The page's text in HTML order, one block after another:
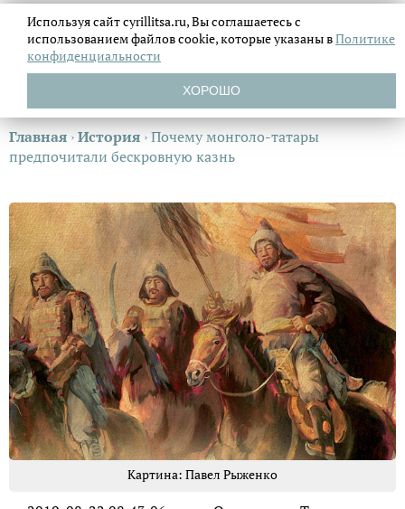
Главная ›История ›Почему монголо-татары
предпочитали бескровную казнь
Картина: Павел Рыженко
Используя сайт cyrillitsa.ru, Вы соглашаетесь с
использованием файловcookie, которые указаны вПолитике
конфиденциальности
ХОРОШО